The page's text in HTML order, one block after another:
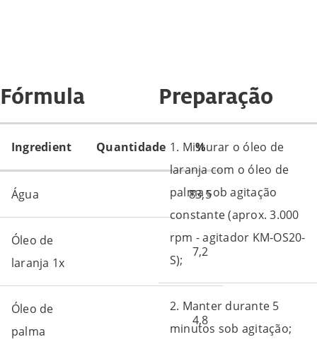
Fórmula
Ingredient Quantidade %
Água 83,5
Óleo de
laranja 1x
7,2
Óleo de
palma
4,8
Preparação
1. Misturar o óleo de
laranja com o óleo de
palma sob agitação
constante (aprox. 3.000
rpm - agitador KM-OS20-
S);
2. Manter durante 5
minutos sob agitação;